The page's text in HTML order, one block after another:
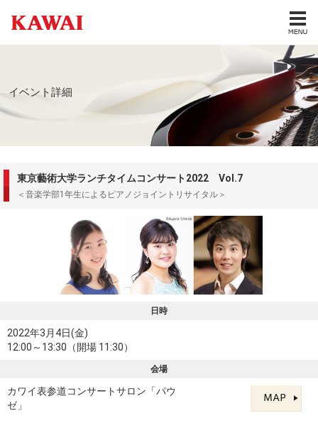
イベント詳細
東京藝術大学ランチタイムコンサート2022 Vol.7
＜音楽学部1年生によるピアノジョイントリサイタル＞
日時
2022年3月4日(金)
12:00～13:30（開場 11:30）
会場
カワイ表参道コンサートサロン「パウ
ゼ」